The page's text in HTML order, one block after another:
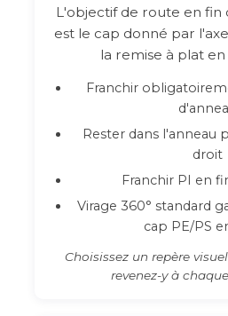
L'objectif de route en fin
est le cap donné par
la remise à plat en
Franchir
Rester dans l'anneau
droit
Franchir PI en
Virage 360° standard
cap PE/PS
Choisissez un repère
revenez-y à